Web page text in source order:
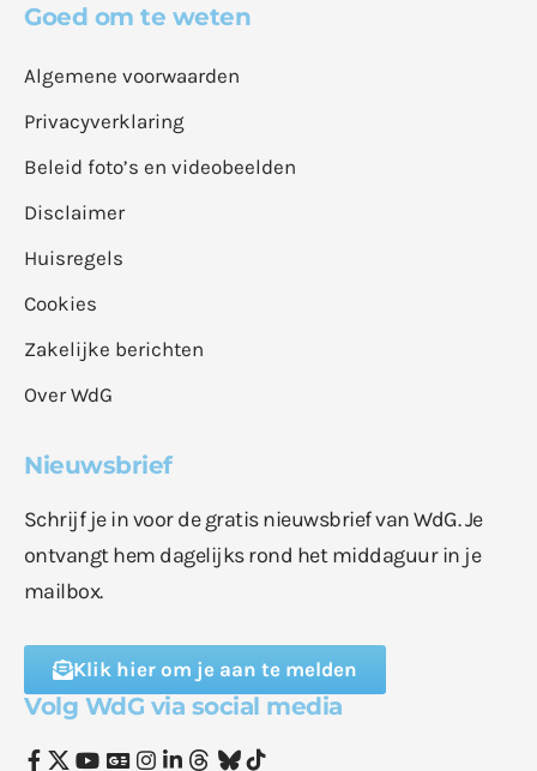
Goed om te weten
Algemene voorwaarden
Privacyverklaring
Beleid foto’s en videobeelden
Disclaimer
Huisregels
Cookies
Zakelijke berichten
Over WdG
Nieuwsbrief
Schrijf je in voor de gratis nieuwsbrief van WdG. Je
ontvangt hem dagelijks rond het middaguur in je
mailbox.
Klik hier om je aan te melden
Volg WdG via social media